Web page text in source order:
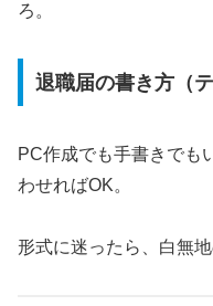
ろ。
退職届の書き方（テ
PC作成でも手書きでも
わせればOK。
形式に迷ったら、白無